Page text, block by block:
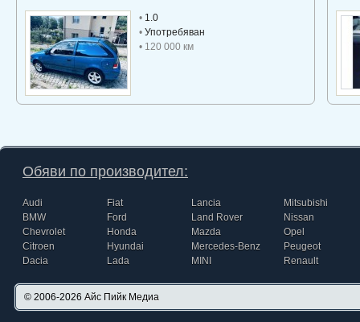
• 1.0
• Употребяван
• 120 000 км
Обяви по производител:
Audi
BMW
Chevrolet
Citroen
Dacia
Fiat
Ford
Honda
Hyundai
Lada
Lancia
Land Rover
Mazda
Mercedes-Benz
MINI
Mitsubishi
Nissan
Opel
Peugeot
Renault
© 2006-2026 Айс Пийк Медиа